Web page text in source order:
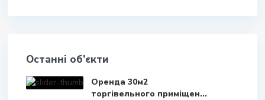
Останні об’єкти
Оренда 30м2
торгівельного приміщен...